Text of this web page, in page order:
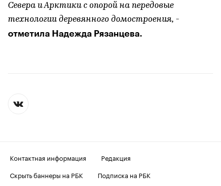
Севера и Арктики с опорой на передовые
технологии деревянного домостроения, -
отметила Надежда Рязанцева.
Контактная информация
Редакция
Скрыть баннеры на РБК
Подписка на РБК